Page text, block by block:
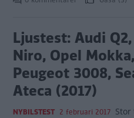
Ljustest: Audi
Niro, Opel Mokka,
Peugeot 3008,
Ateca (2017)
NYBILSTEST 2 februari 2017